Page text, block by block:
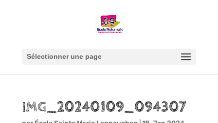
Sélectionner une page
IMG_20240109_094307